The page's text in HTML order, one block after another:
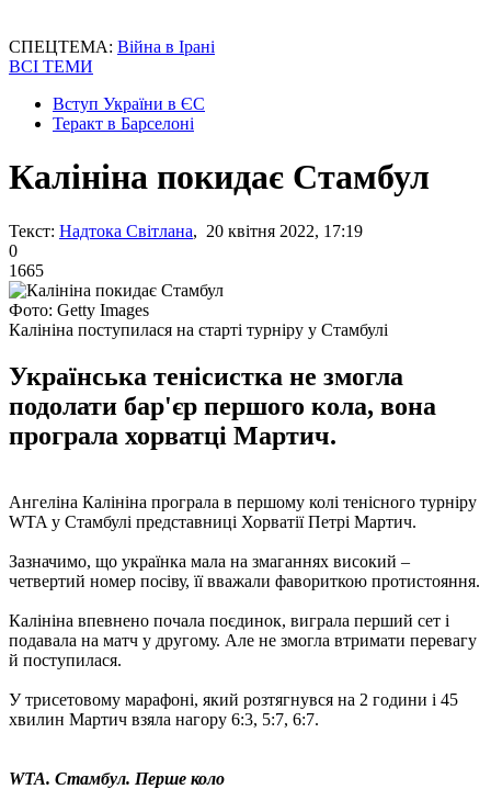
СПЕЦТЕМА: Війна в Ірані
ВСІ ТЕМИ
Вступ України в ЄС
Теракт в Барселоні
Калініна покидає Стамбул
Текст: Надтока Світлана, 20 квітня 2022, 17:19
0
1665
Фото: Getty Images
Калініна поступилася на старті турніру у Стамбулі
Українська тенісистка не змогла
подолати бар'єр першого кола, вона
програла хорватці Мартич.
Ангеліна Калініна програла в першому колі тенісного турніру
WTA у Стамбулі представниці Хорватії Петрі Мартич.
Зазначимо, що українка мала на змаганнях високий –
четвертий номер посіву, її вважали фавориткою протистояння.
Калініна впевнено почала поєдинок, виграла перший сет і
подавала на матч у другому. Але не змогла втримати перевагу
й поступилася.
У трисетовому марафоні, який розтягнувся на 2 години і 45
хвилин Мартич взяла нагору 6:3, 5:7, 6:7.
WTA. Стамбул. Перше коло